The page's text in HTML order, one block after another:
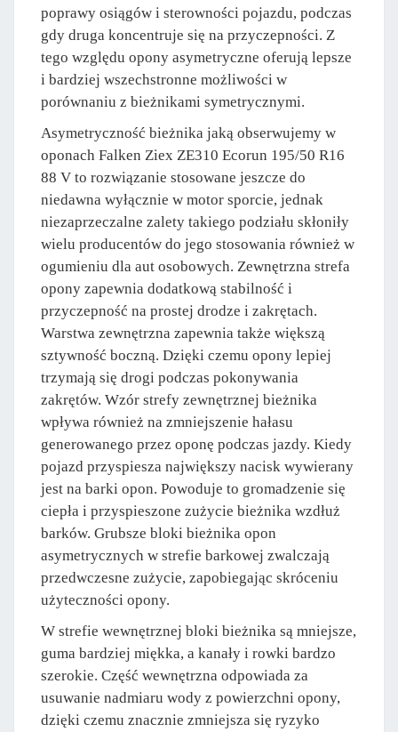
poprawy osiągów i sterowności pojazdu, podczas
gdy druga koncentruje się na przyczepności. Z
tego względu opony asymetryczne oferują lepsze
i bardziej wszechstronne możliwości w
porównaniu z bieżnikami symetrycznymi.
Asymetryczność bieżnika jaką obserwujemy w
oponach Falken Ziex ZE310 Ecorun 195/50 R16
88 V to rozwiązanie stosowane jeszcze do
niedawna wyłącznie w motor sporcie, jednak
niezaprzeczalne zalety takiego podziału skłoniły
wielu producentów do jego stosowania również w
ogumieniu dla aut osobowych. Zewnętrzna strefa
opony zapewnia dodatkową stabilność i
przyczepność na prostej drodze i zakrętach.
Warstwa zewnętrzna zapewnia także większą
sztywność boczną. Dzięki czemu opony lepiej
trzymają się drogi podczas pokonywania
zakrętów. Wzór strefy zewnętrznej bieżnika
wpływa również na zmniejszenie hałasu
generowanego przez oponę podczas jazdy. Kiedy
pojazd przyspiesza największy nacisk wywierany
jest na barki opon. Powoduje to gromadzenie się
ciepła i przyspieszone zużycie bieżnika wzdłuż
barków. Grubsze bloki bieżnika opon
asymetrycznych w strefie barkowej zwalczają
przedwczesne zużycie, zapobiegając skróceniu
użyteczności opony.
W strefie wewnętrznej bloki bieżnika są mniejsze,
guma bardziej miękka, a kanały i rowki bardzo
szerokie. Część wewnętrzna odpowiada za
usuwanie nadmiaru wody z powierzchni opony,
dzięki czemu znacznie zmniejsza się ryzyko